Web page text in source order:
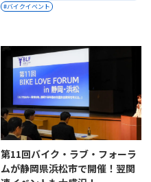
バイクイベント
第11回バイク・ラブ・フォーラ
ムが静岡県浜松市で開催！翌関